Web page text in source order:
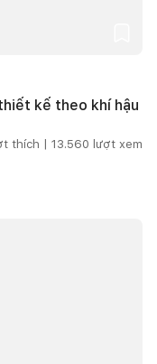
kế theo khí hậu
thích | 13.560 lượt xem